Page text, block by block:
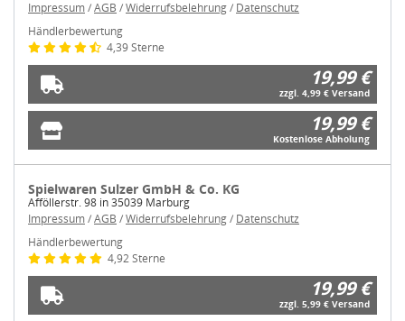
Impressum/AGB /Widerrufsbelehrung/ Datenschutz
Händlerbewertung
4,39 Sterne
19,99 €
zzgl. 4,99 € Versand
19,99 €
Kostenlose Abholung
Spielwaren Sulzer GmbH & Co. KG
Afföllerstr. 98 in 35039 Marburg
Impressum/AGB /Widerrufsbelehrung/ Datenschutz
Händlerbewertung
4,92 Sterne
19,99 €
zzgl. 5,99 € Versand